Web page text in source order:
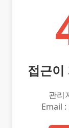
접근이
관리
Email